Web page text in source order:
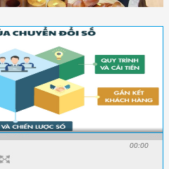
00:00